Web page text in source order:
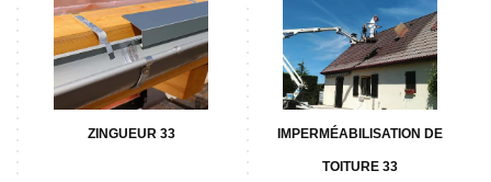
ZINGUEUR 33 IMPERMÉABILISATION DE
TOITURE 33